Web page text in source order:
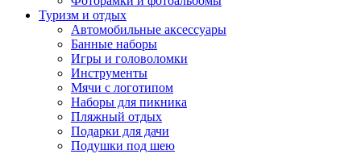
Туризм и отдых
Автомобильные аксессуары
Банные наборы
Игры и головоломки
Инструменты
Мячи с логотипом
Наборы для пикника
Пляжный отдых
Подарки для дачи
Подушки под шею